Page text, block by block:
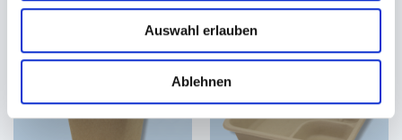
Auswahl erlauben
Ablehnen